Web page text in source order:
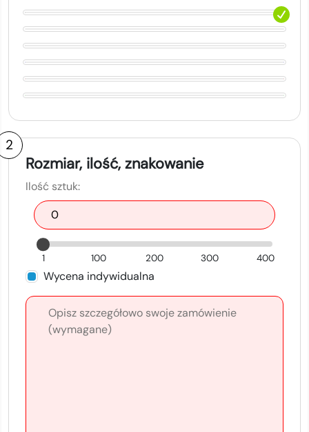
2
Rozmiar, ilość, znakowanie
Ilość sztuk:
1 100 200 300 400
Wycena indywidualna